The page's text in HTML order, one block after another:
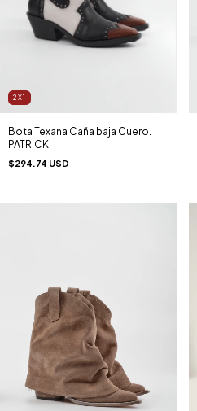
2X1
Bota Texana Caña baja Cuero.
PATRICK
$294.74 USD